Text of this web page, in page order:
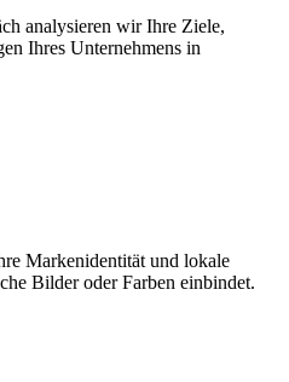
analysieren wir Ihre Ziele,
Ihres Unternehmens in
Markenidentität und lokale
Bilder oder Farben einbindet.